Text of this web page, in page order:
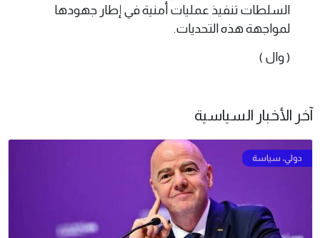
السلطات تنفيذ عمليات أمنية في إطار جهودها
لمواجهة هذه التحديات.
( وال )
آخر الأخبار السياسية